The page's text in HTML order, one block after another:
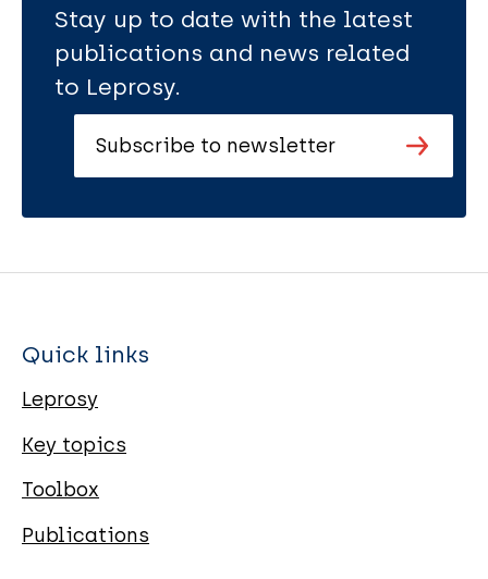
Stay up to date with the latest
publications and news related
to Leprosy.
Subscribe to newsletter
Quick links
Leprosy
Key topics
Toolbox
Publications